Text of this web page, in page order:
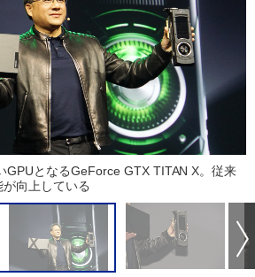
GPUとなるGeForce GTX TITAN X。従来
向上している